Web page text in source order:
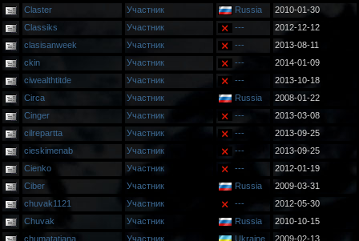
Claster
Участник Russia
2010-01-30
Classiks
Участник ---
2012-12-12
clasisanweek
Участник ---
2013-08-11
ckin
Участник ---
2014-01-09
ciwealthtitde
Участник ---
2013-10-18
Circa
Участник Russia
2008-01-22
Cinger
Участник ---
2013-03-08
cilrepartta
Участник ---
2013-09-25
cieskimenab
Участник ---
2013-09-25
Cienko
Участник ---
2012-01-19
Ciber
Участник Russia
2009-03-31
chuvak1121
Участник ---
2012-05-30
Chuvak
Участник Russia
2010-10-15
chumatatjana
Участник Ukraine 2009-02-13